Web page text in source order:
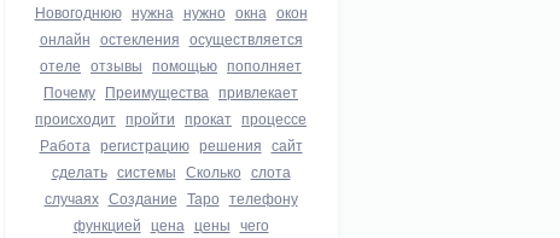
Новогоднюю нужна нужно окна окон
онлайн остекления осуществляется
отеле отзывы помощью пополняет
Почему Преимущества привлекает
происходит пройти прокат процессе
Работа регистрацию решения сайт
сделать системы Сколько слота
случаях Создание Таро телефону
функцией цена цены чего